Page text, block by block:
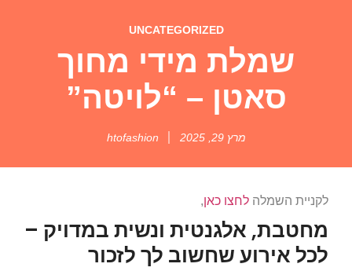
UNCATEGORIZED
שמלת מידי מחוך
סאטן – “לויטה”
מרץ 29, 2025 htofashion
לקניית השמלה לחצו כאן,
מחטבת, אלגנטית ונשית במדויק –
לכל אירוע שחשוב לך לזכור